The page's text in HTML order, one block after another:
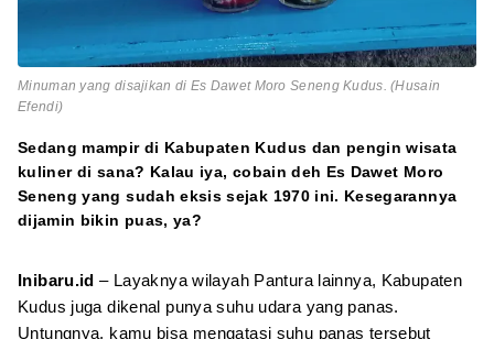
Minuman yang disajikan di Es Dawet Moro Seneng Kudus. (Husain
Efendi)
Sedang mampir di Kabupaten Kudus dan pengin wisata
kuliner di sana? Kalau iya, cobain deh Es Dawet Moro
Seneng yang sudah eksis sejak 1970 ini. Kesegarannya
dijamin bikin puas, ya?
Inibaru.id – Layaknya wilayah Pantura lainnya, Kabupaten
Kudus juga dikenal punya suhu udara yang panas.
Untungnya, kamu bisa mengatasi suhu panas tersebut